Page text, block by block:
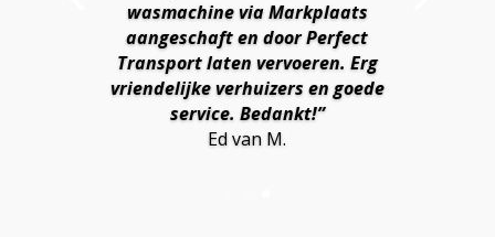
wasmachine via Markplaats
aangeschaft en door Perfect
Transport laten vervoeren. Erg
vriendelijke verhuizers en goede
service. Bedankt!”
Ed van M.